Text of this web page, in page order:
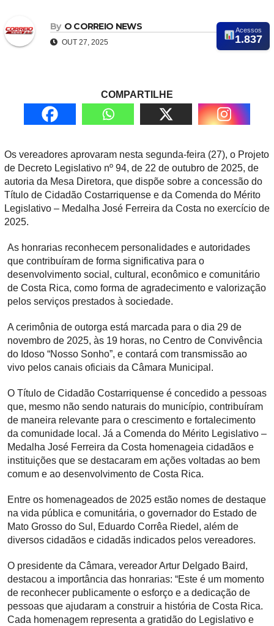
By O CORREIO NEWS
OUT 27, 2025
Acessos
1.837
COMPARTILHE
Os vereadores aprovaram nesta segunda-feira (27), o Projeto
de Decreto Legislativo nº 94, de 22 de outubro de 2025, de
autoria da Mesa Diretora, que dispõe sobre a concessão do
Título de Cidadão Costarriquense e da Comenda do Mérito
Legislativo – Medalha José Ferreira da Costa no exercício de
2025.
As honrarias reconhecem personalidades e autoridades
que contribuíram de forma significativa para o
desenvolvimento social, cultural, econômico e comunitário
de Costa Rica, como forma de agradecimento e valorização
pelos serviços prestados à sociedade.
A cerimônia de outorga está marcada para o dia 29 de
novembro de 2025, às 19 horas, no Centro de Convivência
do Idoso “Nosso Sonho”, e contará com transmissão ao
vivo pelos canais oficiais da Câmara Municipal.
O Título de Cidadão Costarriquense é concedido a pessoas
que, mesmo não sendo naturais do município, contribuíram
de maneira relevante para o crescimento e fortalecimento
da comunidade local. Já a Comenda do Mérito Legislativo –
Medalha José Ferreira da Costa homenageia cidadãos e
instituições que se destacaram em ações voltadas ao bem
comum e ao desenvolvimento de Costa Rica.
Entre os homenageados de 2025 estão nomes de destaque
na vida pública e comunitária, o governador do Estado de
Mato Grosso do Sul, Eduardo Corrêa Riedel, além de
diversos cidadãos e cidadãs indicados pelos vereadores.
O presidente da Câmara, vereador Artur Delgado Baird,
destacou a importância das honrarias: “Este é um momento
de reconhecer publicamente o esforço e a dedicação de
pessoas que ajudaram a construir a história de Costa Rica.
Cada homenagem representa a gratidão do Legislativo e